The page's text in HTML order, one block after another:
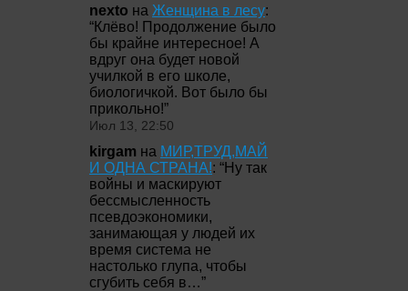
nexto на Женщина в лесу:
“Клёво! Продолжение было
бы крайне интересное! А
вдруг она будет новой
училкой в его школе,
биологичкой. Вот было бы
прикольно!”
Июл 13, 22:50
kirgam на МИР,ТРУД,МАЙ
И ОДНА СТРАНА!: “Ну так
войны и маскируют
бессмысленность
псевдоэкономики,
занимающая у людей их
время система не
настолько глупа, чтобы
сгубить себя в…”